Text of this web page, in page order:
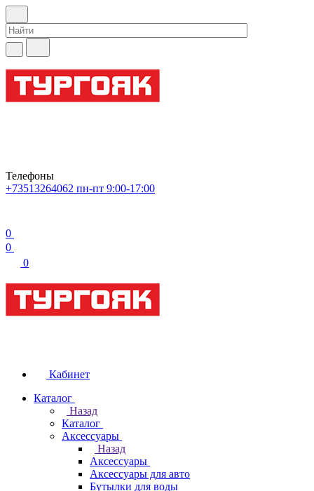
Телефоны
+73513264062 пн-пт 9:00-17:00
0
0
0
Кабинет
Каталог
Назад
Каталог
Аксессуары
Назад
Аксессуары
Аксессуары для авто
Бутылки для воды